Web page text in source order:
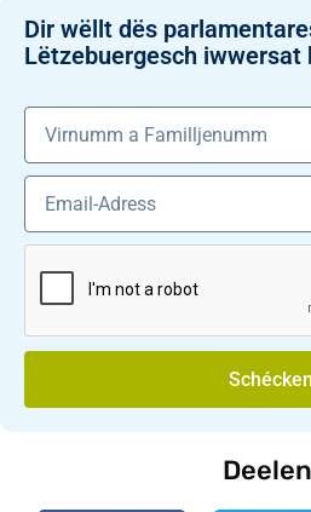
Dir wëllt dës
Lëtzebuergesch iwwersat
Schécken